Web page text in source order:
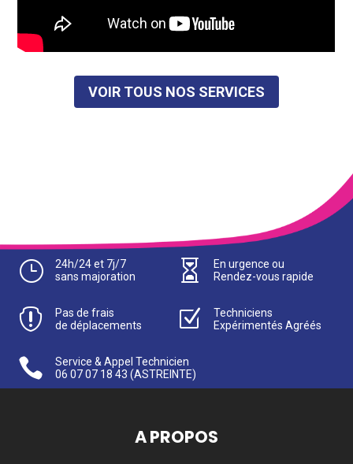
VOIR TOUS NOS SERVICES
}
24h/24 et 7j/7
sans majoration

En urgence ou
Rendez-vous rapide

Pas de frais
de déplacements
Z
Techniciens
Expérimentés Agréés

Service & Appel Technicien
06 07 07 18 43 (ASTREINTE)
A PROPOS